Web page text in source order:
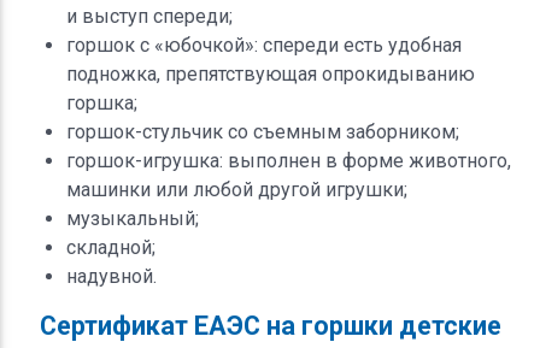
и выступ спереди;
горшок с «юбочкой»: спереди есть удобная
подножка, препятствующая опрокидыванию
горшка;
горшок-стульчик со съемным заборником;
горшок-игрушка: выполнен в форме животного,
машинки или любой другой игрушки;
музыкальный;
складной;
надувной.
Сертификат ЕАЭС на горшки детские